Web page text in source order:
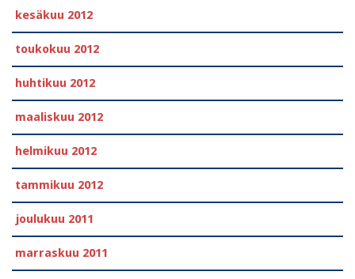
kesäkuu 2012
toukokuu 2012
huhtikuu 2012
maaliskuu 2012
helmikuu 2012
tammikuu 2012
joulukuu 2011
marraskuu 2011